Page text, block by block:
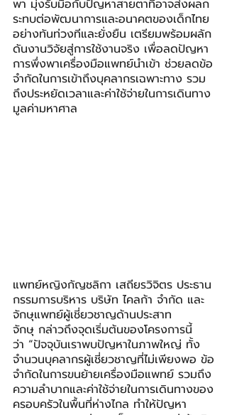
พา มุ่งรับมือกับปัญหาสายตาที่อาจส่งผลก
ระทบต่อพัฒนาการและอนาคตของเด็กไทย
อย่างทันท่วงทีและยั่งยืน เตรียมพร้อมผลัก
ดันงานวิจัยสู่การใช้งานจริง เพื่อลดปัญหา
การพึ่งพาเครื่องมือแพทย์นำเข้า ช่วยลดข้อ
จำกัดในการเข้าถึงบุคลากรเฉพาะทาง รวม
ถึงประหยัดเวลาและค่าใช้จ่ายในการเดินทาง
มูลค่ามหาศาล
แพทย์หญิงกัญชลิกา เสถียรวิจิตร ประธาน
กรรมการบริหาร บริษัท ไคลก้า จำกัด และ
จักษุแพทย์ผู้เชี่ยวชาญด้านประสาท
จักษุ กล่าวถึงจุดเริ่มต้นของโครงการนี้
ว่า “ปัจจุบันเราพบปัญหาในภาพใหญ่ ทั้ง
จำนวนบุคลากรผู้เชี่ยวชาญที่ไม่เพียงพอ ข้อ
จำกัดในการขนย้ายเครื่องมือแพทย์ รวมถึง
ความลำบากและค่าใช้จ่ายในการเดินทางของ
ครอบครัวในพื้นที่ห่างไกล ทำให้ปัญหา